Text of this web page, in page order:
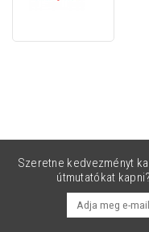
Warranty,
Szeretne kedvezményt
útmutatókat